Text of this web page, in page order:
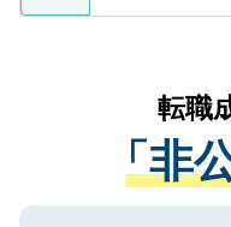
ているすべて
は、個人情報
管理基準を満
る、プライバ
かがいして、
経験をまじえ
させていただ
ない方には、
ので、まずは
転職
「非